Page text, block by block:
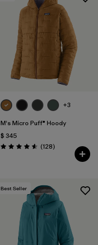
+3
M's Micro Puff® Hoody
$ 345
Valoración: 4.6 / 5
(128Comentarios
)
Best Seller